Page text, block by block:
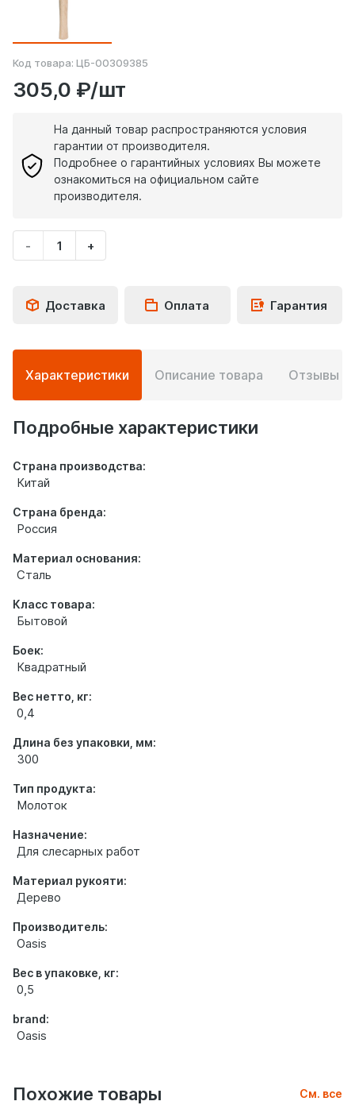
Код товара: ЦБ-00309385
305,0 ₽/шт
На данный товар распространяются условия
гарантии от производителя.
Подробнее о гарантийных условиях Вы можете
ознакомиться на официальном сайте
производителя.
-
Укажите
количество
+
Доставка Оплата Гарантия
Подробная
информация
о
товаре
Характеристики Описание товара Отзывы
Подробные характеристики
Страна производства:
Китай
Страна бренда:
Россия
Материал основания:
Сталь
Класс товара:
Бытовой
Боек:
Квадратный
Вес нетто, кг:
0,4
Длина без упаковки, мм:
300
Тип продукта:
Молоток
Назначение:
Для слесарных работ
Материал рукояти:
Дерево
Производитель:
Oasis
Вес в упаковке, кг:
0,5
brand:
Oasis
Похожие товары См. все